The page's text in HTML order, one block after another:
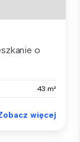
o
43 m²
więcej